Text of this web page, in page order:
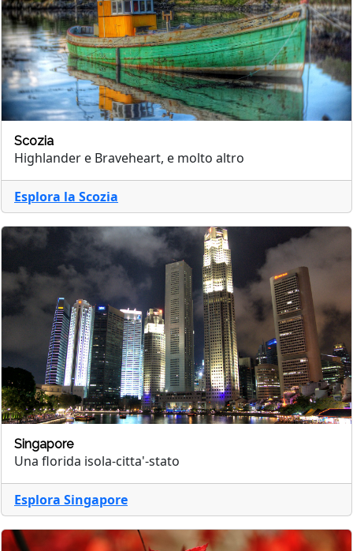
Scozia
Highlander e Braveheart, e molto altro
Esplora la Scozia
Singapore
Una florida isola-citta'-stato
Esplora Singapore